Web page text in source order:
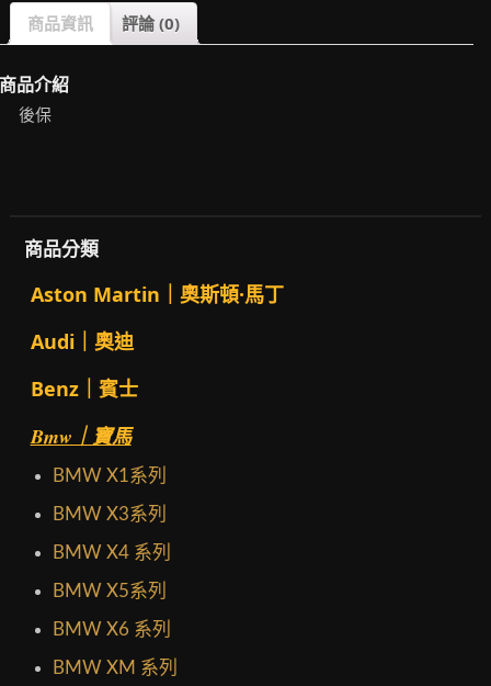
商品資訊 評論 (0)
品介紹
後保
商品分類
Aston Martin｜奧斯頓·馬丁
Audi｜奧迪
Benz｜賓士
Bmw｜寶馬
BMW X1系列
BMW X3系列
BMW X4 系列
BMW X5系列
BMW X6 系列
BMW XM 系列